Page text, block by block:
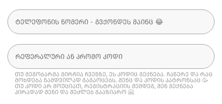
თუ მეგობარმა გირჩია ჩვენზე, ეს კოდიც გექნება. ჩაწერე და რაც
მოხდება ნამდვილად გაგაოცებს. შენც და კოდის პატრონსაც 🥳
თუ კოდი არ მოუციათ, რეგისტრაციის შემდეგ, შენ გექნება
პირადად შენი და შეძლებ გააზიარო 🤗